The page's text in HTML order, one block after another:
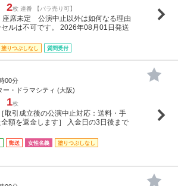
2枚 連番 【バラ売り可】
座席未定 公演中止以外は如何なる理由
ルは不可です。 2026年08月01日発送
塗りつぶしなし 質問受付
00分
ー・ドラマシティ (大阪)
1枚
引成立後の公演中止対応：送料・手
額を返金します］ 入金日の3日後まで
郵送 女性名義
塗りつぶしなし